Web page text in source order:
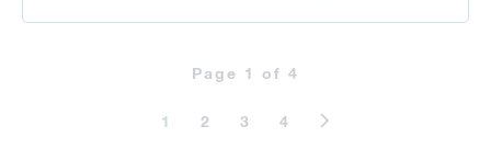
Page 1 of 4
1 2 3 4